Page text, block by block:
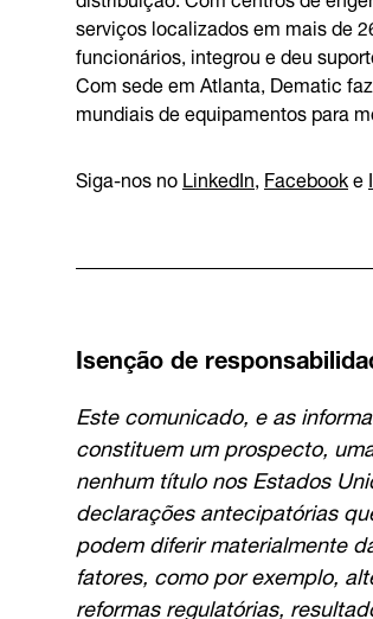
serviços localizados em mais de
funcionários, integrou e deu
Com sede em Atlanta, Dematic
mundiais de equipamentos para
Siga-nos noLinkedIn,Facebooke
Isenção de
Este comunicado, e as
constituem um prospecto,
nenhum título nos Estados
declarações antecipatórias
podem diferir materialmente
fatores, como por exemplo,
reformas regulatórias,